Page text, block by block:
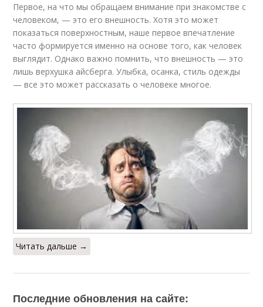
Первое, на что мы обращаем внимание при знакомстве с
человеком, — это его внешность. Хотя это может
показаться поверхностным, наше первое впечатление
часто формируется именно на основе того, как человек
выглядит. Однако важно помнить, что внешность — это
лишь верхушка айсберга. Улыбка, осанка, стиль одежды
— все это может рассказать о человеке многое.
Читать дальше →
Последние обновления на сайте: